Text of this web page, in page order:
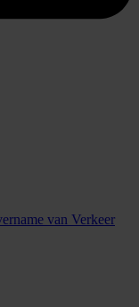
van Verkeer